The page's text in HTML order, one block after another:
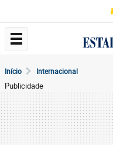
Início Internacional
Publicidade